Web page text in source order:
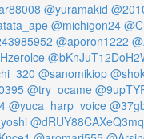
@yuramakid
@michigon24
@aporon1222
@sanomikiop
@try_ocame
@yuca_harp_voice